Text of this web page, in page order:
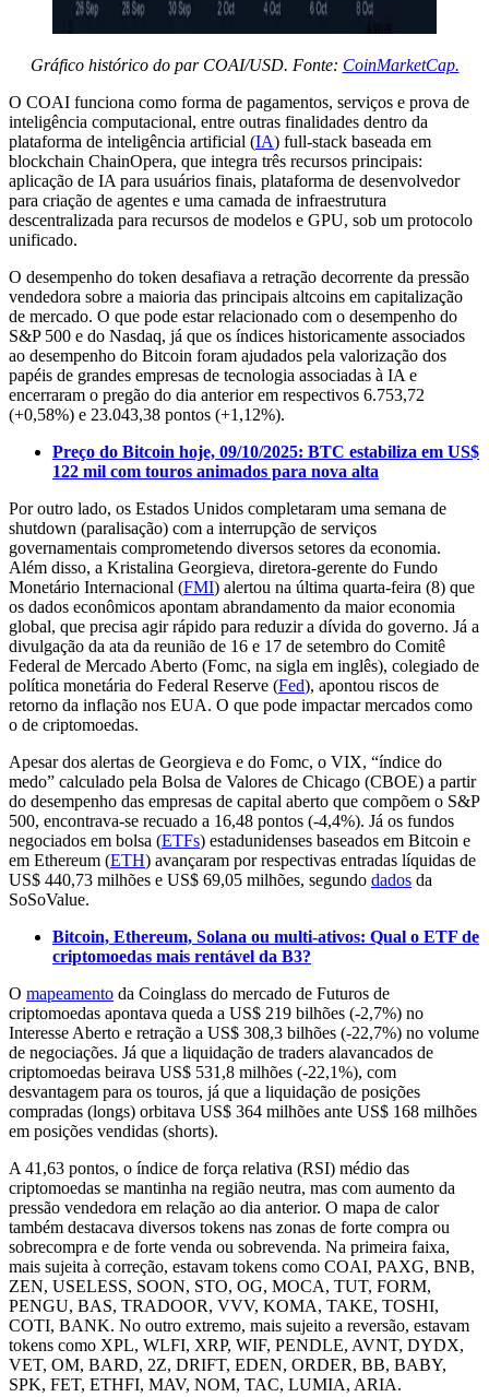
Gráfico histórico do par COAI/USD. Fonte: CoinMarketCap.
O COAI funciona como forma de pagamentos, serviços e prova de
inteligência computacional, entre outras finalidades dentro da
plataforma de inteligência artificial (IA) full-stack baseada em
blockchain ChainOpera, que integra três recursos principais:
aplicação de IA para usuários finais, plataforma de desenvolvedor
para criação de agentes e uma camada de infraestrutura
descentralizada para recursos de modelos e GPU, sob um protocolo
unificado.
O desempenho do token desafiava a retração decorrente da pressão
vendedora sobre a maioria das principais altcoins em capitalização
de mercado. O que pode estar relacionado com o desempenho do
S&P 500 e do Nasdaq, já que os índices historicamente associados
ao desempenho do Bitcoin foram ajudados pela valorização dos
papéis de grandes empresas de tecnologia associadas à IA e
encerraram o pregão do dia anterior em respectivos 6.753,72
(+0,58%) e 23.043,38 pontos (+1,12%).
Preço do Bitcoin hoje, 09/10/2025: BTC estabiliza em US$
122 mil com touros animados para nova alta
Por outro lado, os Estados Unidos completaram uma semana de
shutdown (paralisação) com a interrupção de serviços
governamentais comprometendo diversos setores da economia.
Além disso, a Kristalina Georgieva, diretora-gerente do Fundo
Monetário Internacional (FMI) alertou na última quarta-feira (8) que
os dados econômicos apontam abrandamento da maior economia
global, que precisa agir rápido para reduzir a dívida do governo. Já a
divulgação da ata da reunião de 16 e 17 de setembro do Comitê
Federal de Mercado Aberto (Fomc, na sigla em inglês), colegiado de
política monetária do Federal Reserve (Fed), apontou riscos de
retorno da inflação nos EUA. O que pode impactar mercados como
o de criptomoedas.
Apesar dos alertas de Georgieva e do Fomc, o VIX, “índice do
medo” calculado pela Bolsa de Valores de Chicago (CBOE) a partir
do desempenho das empresas de capital aberto que compõem o S&P
500, encontrava-se recuado a 16,48 pontos (-4,4%). Já os fundos
negociados em bolsa (ETFs) estadunidenses baseados em Bitcoin e
em Ethereum (ETH) avançaram por respectivas entradas líquidas de
US$ 440,73 milhões e US$ 69,05 milhões, segundo dados da
SoSoValue.
Bitcoin, Ethereum, Solana ou multi-ativos: Qual o ETF de
criptomoedas mais rentável da B3?
O mapeamento da Coinglass do mercado de Futuros de
criptomoedas apontava queda a US$ 219 bilhões (-2,7%) no
Interesse Aberto e retração a US$ 308,3 bilhões (-22,7%) no volume
de negociações. Já que a liquidação de traders alavancados de
criptomoedas beirava US$ 531,8 milhões (-22,1%), com
desvantagem para os touros, já que a liquidação de posições
compradas (longs) orbitava US$ 364 milhões ante US$ 168 milhões
em posições vendidas (shorts).
A 41,63 pontos, o índice de força relativa (RSI) médio das
criptomoedas se mantinha na região neutra, mas com aumento da
pressão vendedora em relação ao dia anterior. O mapa de calor
também destacava diversos tokens nas zonas de forte compra ou
sobrecompra e de forte venda ou sobrevenda. Na primeira faixa,
mais sujeita à correção, estavam tokens como COAI, PAXG, BNB,
ZEN, USELESS, SOON, STO, OG, MOCA, TUT, FORM,
PENGU, BAS, TRADOOR, VVV, KOMA, TAKE, TOSHI,
COTI, BANK. No outro extremo, mais sujeito a reversão, estavam
tokens como XPL, WLFI, XRP, WIF, PENDLE, AVNT, DYDX,
VET, OM, BARD, 2Z, DRIFT, EDEN, ORDER, BB, BABY,
SPK, FET, ETHFI, MAV, NOM, TAC, LUMIA, ARIA.